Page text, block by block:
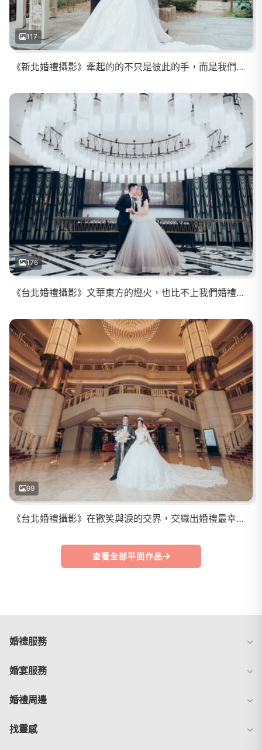
117
《新北婚禮攝影》牽起的的不只是彼此的手，而是我們的未來
176
《台北婚禮攝影》文華東方的燈火，也比不上我們婚禮中甜蜜的光
99
《台北婚禮攝影》在歡笑與淚的交界，交織出婚禮最幸福甜的模樣
查看全部平面作品
婚禮服務
婚宴服務
婚禮周邊
找靈感